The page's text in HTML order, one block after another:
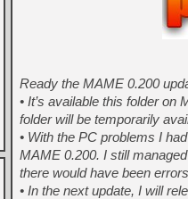
Ready the MAME 0.200
• It’s available this folder
folder will be temporarily
• With the PC problems I
MAME 0.200. I still
there would have been
• In the next update, I will